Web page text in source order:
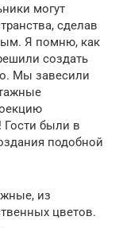
могут
сделав
Я помню, как
создать
Мы завесили
Гости были в
подобной
из
цветов.